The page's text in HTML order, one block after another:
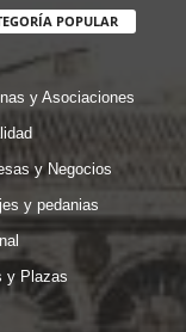
POPULAR
y Asociaciones
y Negocios
y pedanias
y Plazas